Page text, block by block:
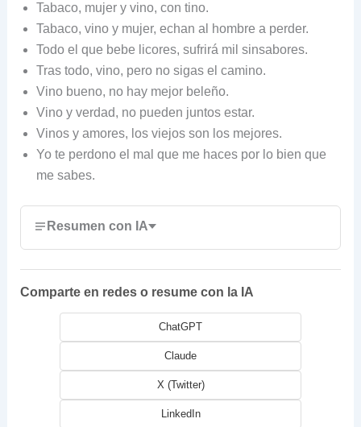
Tabaco, mujer y vino, con tino.
Tabaco, vino y mujer, echan al hombre a perder.
Todo el que bebe licores, sufrirá mil sinsabores.
Tras todo, vino, pero no sigas el camino.
Vino bueno, no hay mejor beleño.
Vino y verdad, no pueden juntos estar.
Vinos y amores, los viejos son los mejores.
Yo te perdono el mal que me haces por lo bien que
me sabes.
Resumen con IA
Comparte en redes o resume con la IA
ChatGPT
Claude
X (Twitter)
LinkedIn